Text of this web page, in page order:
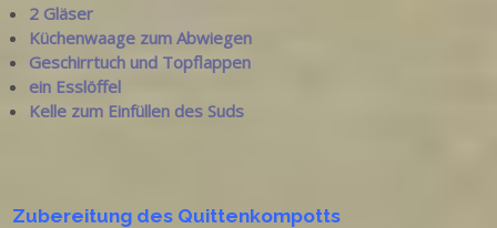
2 Gläser
Küchenwaage zum Abwiegen
Geschirrtuch und Topflappen
ein Esslöffel
Kelle zum Einfüllen des Suds
Zubereitung des Quittenkompotts